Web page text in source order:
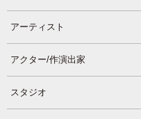
アーティスト
アクター/作演出家
スタジオ